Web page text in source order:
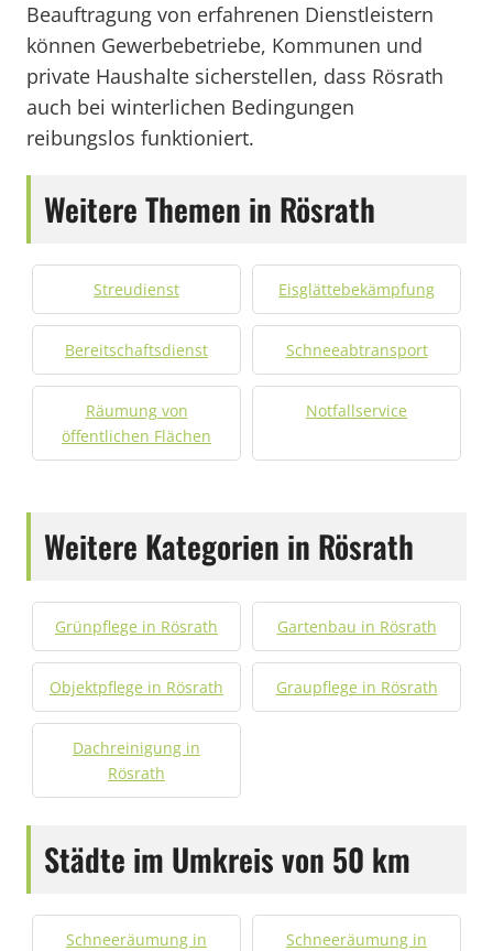
Beauftragung von erfahrenen Dienstleistern
können Gewerbebetriebe, Kommunen und
private Haushalte sicherstellen, dass Rösrath
auch bei winterlichen Bedingungen
reibungslos funktioniert.
Weitere Themen in Rösrath
Streudienst Eisglättebekämpfung
Bereitschaftsdienst Schneeabtransport
Räumung von
öffentlichen Flächen
Notfallservice
Weitere Kategorien in Rösrath
Grünpflege in Rösrath Gartenbau in Rösrath
Objektpflege in Rösrath Graupflege in Rösrath
Dachreinigung in
Rösrath
Städte im Umkreis von 50 km
Schneeräumung in
Schneeräumung in